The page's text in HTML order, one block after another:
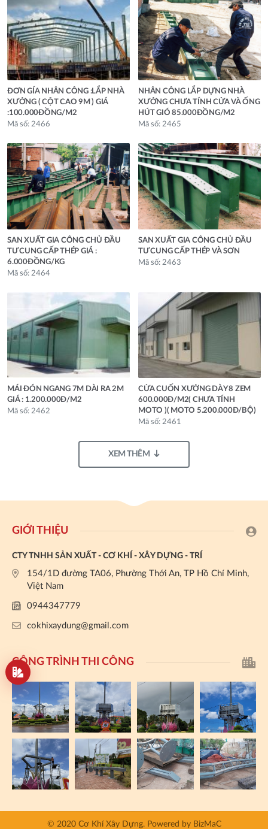
ĐƠN GÍA NHÂN CÔNG :LẮP NHÀ
XƯỞNG ( CỘT CAO 9M ) GIÁ
:100.000ĐỒNG/M2
Mã số: 2466
NHÂN CÔNG LẮP DỰNG NHÀ
XƯỞNG CHƯA TÍNH CỬA VÀ ỐNG
HÚT GIÓ 85.000ĐỒNG/M2
Mã số: 2465
SAN XUẤT GIA CÔNG CHỦ ĐẦU
TƯ CUNG CẤP THÉP GIÁ :
6.000ĐỒNG/KG
Mã số: 2464
SAN XUẤT GIA CÔNG CHỦ ĐẦU
TƯ CUNG CẤP THÉP VÀ SƠN
Mã số: 2463
MÁI ĐÓN NGANG 7M DÀI RA 2M
GIÁ : 1.200.000Đ/M2
Mã số: 2462
CỬA CUỐN XƯỞNG DÀY 8 ZEM
600.000Đ/M2( CHƯA TÍNH
MOTO )( MOTO 5.200.000Đ/BỘ)
Mã số: 2461
XEM THÊM
GIỚI THIỆU
CTY TNHH SẢN XUẤT - CƠ KHÍ - XÂY DỰNG - TRÍ
154/1D đường TA06, Phường Thới An, TP Hồ Chí Minh,
Việt Nam
0944347779
cokhixaydung@gmail.com
CÔNG TRÌNH THI CÔNG
© 2020 Cơ Khí Xây Dựng. Powered by BizMaC